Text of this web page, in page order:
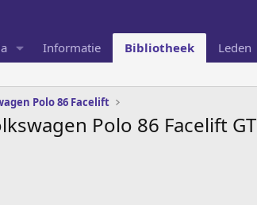
Informatie Bibliotheek Leden
Polo 86 Facelift
Polo 86 Facelift GT